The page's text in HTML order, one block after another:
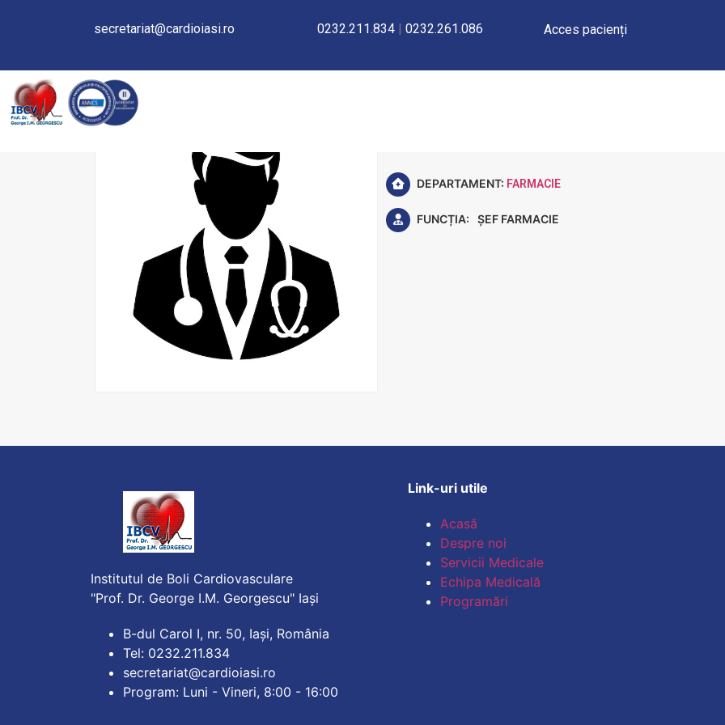
secretariat@cardioiasi.ro 0232.211.834 | 0232.261.086 Acces pacienți
DEPARTAMENT: FARMACIE
FUNCȚIA: ȘEF FARMACIE
Institutul de Boli Cardiovasculare
"Prof. Dr. George I.M. Georgescu" Iași
B-dul Carol I, nr. 50, Iași, România
Tel: 0232.211.834
secretariat@cardioiasi.ro
Program: Luni - Vineri, 8:00 - 16:00
Link-uri utile
Acasă
Despre noi
Servicii Medicale
Echipa Medicală
Programări